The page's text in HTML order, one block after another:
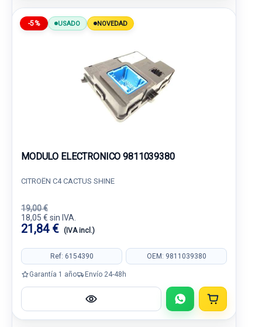
-5% USADO NOVEDAD
MODULO ELECTRONICO 9811039380
CITROËN C4 CACTUS SHINE
19,00 €
18,05 € sin IVA.
21,84 € (IVA incl.)
Ref: 6154390 OEM: 9811039380
Garantía 1 año Envío 24-48h